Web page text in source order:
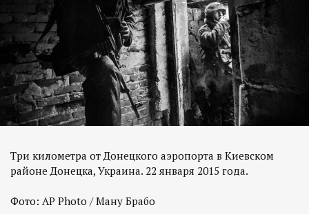
Три километра от Донецкого аэропорта в Киевском
районе Донецка, Украина. 22 января 2015 года.
Фото: AP Photo / Ману Брабо